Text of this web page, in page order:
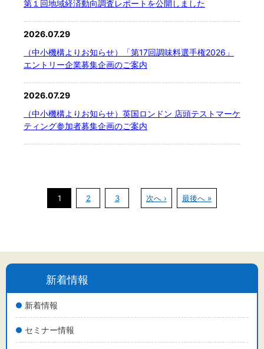
新着情報
新着情報
セミナー情報
第１回地域経済動向調査レポートを公開しました
2026.07.29
（中小機構よりお知らせ）「第17回調味料選手権2026」
エントリー企業募集企画のご案内
2026.07.29
（中小機構よりお知らせ）英国ロンドン 店頭テストマーケ
ティング参加者募集企画のご案内
1 2 3 次へ › 最後へ »